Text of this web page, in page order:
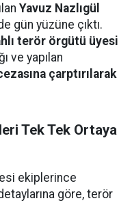
Yavuz Nazlıgül
gün yüzüne çıktı.
terör örgütü üyesi
ve yapılan
çarptırılarak
Tek Tek Ortaya
ekiplerince
göre, terör